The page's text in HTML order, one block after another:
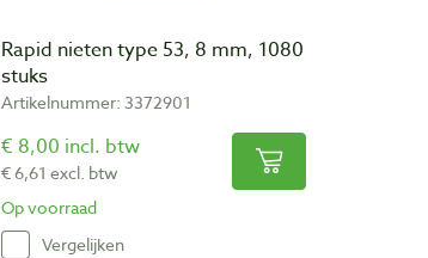
Rapid nieten type 53, 8 mm, 1080
stuks
Artikelnummer: 3372901
€ 8,00 incl. btw
€ 6,61 excl. btw
Op voorraad
Vergelijken